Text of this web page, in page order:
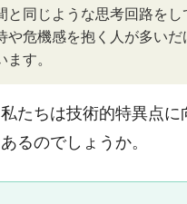
と同じような思考回路をし
や危機感を抱く人が多いだ
ます。
たちは技術的特異点に
るのでしょうか。